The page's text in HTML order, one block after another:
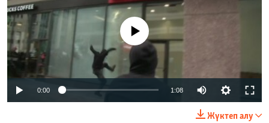
No media source currently available
0:00 1:08
Жүктеп алу